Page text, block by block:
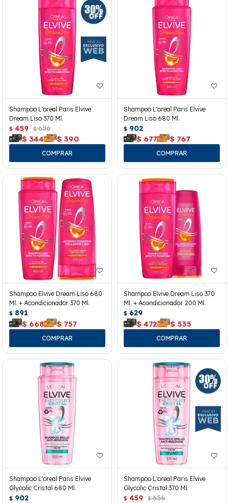
Shampoo L'oreal Paris Elvive
Dream Liso 370 Ml.
$ 459 $ 656
$ 344 $ 390
Shampoo L'oreal Paris Elvive
Dream Liso 680 Ml.
$ 902
$ 677 $ 767
Shampoo Elvive Dream Liso 680
Ml. + Acondicionador 370 Ml.
$ 891
$ 668 $ 757
Shampoo Elvive Dream Liso 370
Ml. + Acondicionador 200 Ml.
$ 629
$ 472 $ 535
Shampoo L'oreal Paris Elvive
Glycolic Cristal 680 Ml.
$ 902
Shampoo L'oreal Paris Elvive
Glycolic Cristal 370 Ml.
$ 459 $ 656